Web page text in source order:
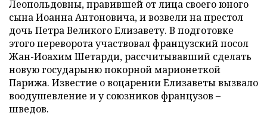
Леопольдовны, правившей от лица своего юного
сына Иоанна Антоновича, и возвели на престол
дочь Петра Великого Елизавету. В подготовке
этого переворота участвовал французский посол
Жан-Иоахим Шетарди, рассчитывавший сделать
новую государыню покорной марионеткой
Парижа. Известие о воцарении Елизаветы вызвало
воодушевление и у союзников французов –
шведов.